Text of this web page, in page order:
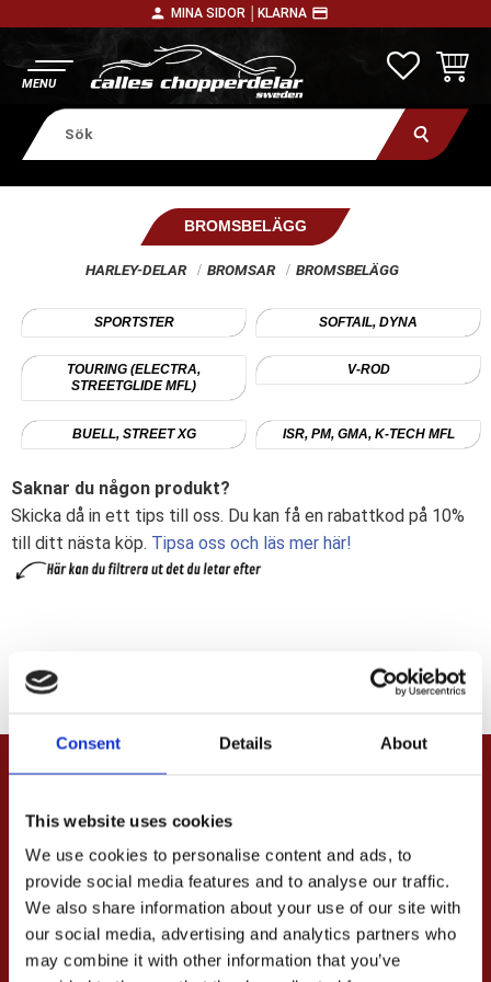
Consent Details About
This website uses cookies
We use cookies to personalise content and ads, to
provide social media features and to analyse our traffic.
We also share information about your use of our site with
our social media, advertising and analytics partners who
may combine it with other information that you’ve
person MINA SIDOR │ KLARNA payment
BROMSBELÄGG
HARLEY-DELAR BROMSAR BROMSBELÄGG
SPORTSTER SOFTAIL, DYNA
TOURING (ELECTRA,
STREETGLIDE MFL)
V-ROD
BUELL, STREET XG ISR, PM, GMA, K-TECH MFL
Saknar du någon produkt?
Skicka då in ett tips till oss. Du kan få en rabattkod på 10%
till ditt nästa köp. Tipsa oss och läs mer här!
ERBJUDANDEN!
Dina personuppgifter behandlas i enlighet med vår
integritetspolicy.